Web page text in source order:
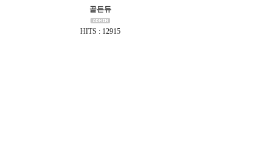
골든듀
HITS : 12915